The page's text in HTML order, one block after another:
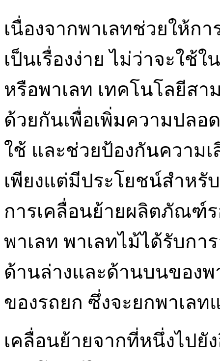
เนื่องจากพาเลทช่วยให้
เป็นเรื่องง่าย ไม่ว่าจะใช้
หรือพาเลท เทคโนโลยีส
ด้วยกันเพื่อเพิ่มความปล
ใช้ และช่วยป้องกันความ
เพียงแต่มีประโยชน์สำหรั
การเคลื่อนย้ายผลิตภัณฑ์
พาเลท พาเลทไม้ได้รับกา
ด้านล่างและด้านบนของพ
ของรถยก ซึ่งจะยกพาเลท
เคลื่อนย้ายจากที่หนึ่งไปยั